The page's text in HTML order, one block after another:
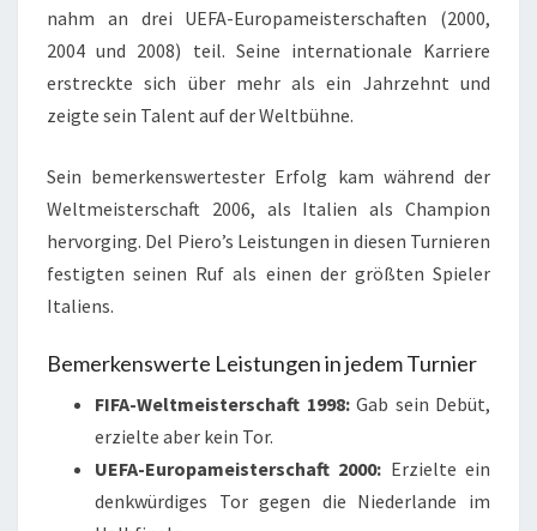
nahm an drei UEFA-Europameisterschaften (2000,
2004 und 2008) teil. Seine internationale Karriere
erstreckte sich über mehr als ein Jahrzehnt und
zeigte sein Talent auf der Weltbühne.
Sein bemerkenswertester Erfolg kam während der
Weltmeisterschaft 2006, als Italien als Champion
hervorging. Del Piero’s Leistungen in diesen Turnieren
festigten seinen Ruf als einen der größten Spieler
Italiens.
Bemerkenswerte Leistungen in jedem Turnier
FIFA-Weltmeisterschaft 1998:Gab sein Debüt,
erzielte aber kein Tor.
UEFA-Europameisterschaft 2000: Erzielte ein
denkwürdiges Tor gegen die Niederlande im